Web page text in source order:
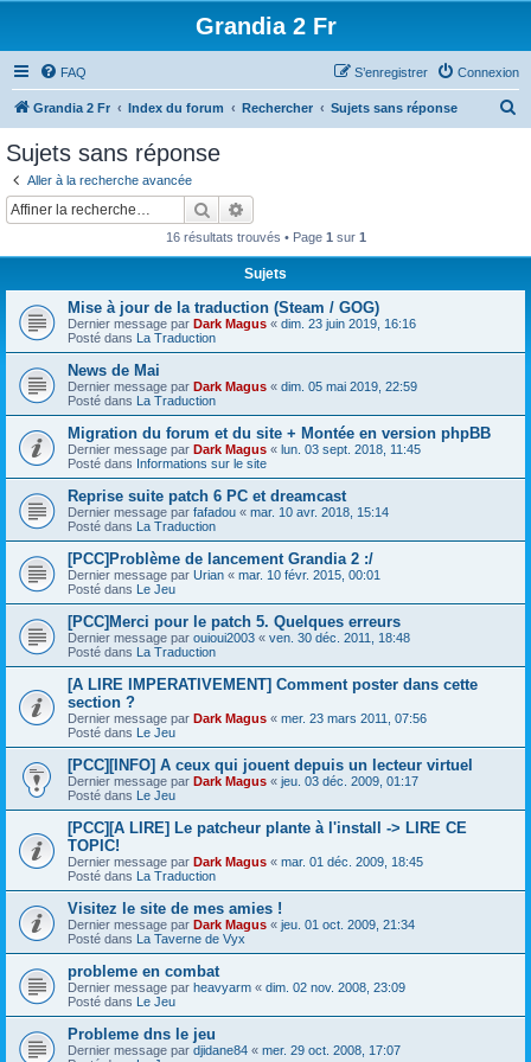
Grandia 2 Fr
FAQ Connexion
S’enregistrer
Grandia 2 Fr Index du forum Rechercher Sujets sans réponse
Sujets sans réponse
Aller à la recherche avancée
Rechercher
16 résultats trouvés • Page 1 sur 1
Sujets
Mise à jour de la traduction (Steam / GOG)
Dernier message par Dark Magus « dim. 23 juin 2019, 16:16
Posté dans La Traduction
News de Mai
Dernier message par Dark Magus « dim. 05 mai 2019, 22:59
Posté dans La Traduction
Migration du forum et du site + Montée en version phpBB
Dernier message par Dark Magus « lun. 03 sept. 2018, 11:45
Posté dans Informations sur le site
Reprise suite patch 6 PC et dreamcast
Dernier message par fafadou « mar. 10 avr. 2018, 15:14
Posté dans La Traduction
[PCC]Problème de lancement Grandia 2 :/
Dernier message par Urian « mar. 10 févr. 2015, 00:01
Posté dans Le Jeu
[PCC]Merci pour le patch 5. Quelques erreurs
Dernier message par ouioui2003 « ven. 30 déc. 2011, 18:48
Posté dans La Traduction
[A LIRE IMPERATIVEMENT] Comment poster dans cette
section ?
Dernier message par Dark Magus « mer. 23 mars 2011, 07:56
Posté dans Le Jeu
[PCC][INFO] A ceux qui jouent depuis un lecteur virtuel
Dernier message par Dark Magus « jeu. 03 déc. 2009, 01:17
Posté dans Le Jeu
[PCC][A LIRE] Le patcheur plante à l'install -> LIRE CE
TOPIC!
Dernier message par Dark Magus « mar. 01 déc. 2009, 18:45
Posté dans La Traduction
Visitez le site de mes amies !
Dernier message par Dark Magus « jeu. 01 oct. 2009, 21:34
Posté dans La Taverne de Vyx
probleme en combat
Dernier message par heavyarm « dim. 02 nov. 2008, 23:09
Posté dans Le Jeu
Probleme dns le jeu
Dernier message par djidane84 « mer. 29 oct. 2008, 17:07